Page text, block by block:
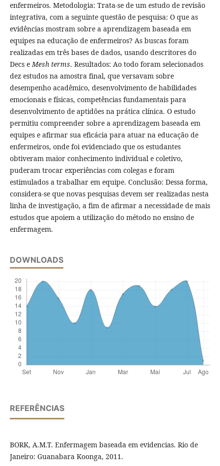
enfermeiros. Metodologia: Trata-se de um estudo de revisão
integrativa, com a seguinte questão de pesquisa: O que as
evidências mostram sobre a aprendizagem baseada em
equipes na educação de enfermeiros? As buscas foram
realizadas em três bases de dados, usando descritores do
Decs eMesh terms. Resultados: Ao todo foram selecionados
dez estudos na amostra final, que versavam sobre
desempenho acadêmico, desenvolvimento de habilidades
emocionais e físicas, competências fundamentais para
desenvolvimento de aptidões na prática clínica. O estudo
permitiu compreender sobre a aprendizagem baseada em
equipes e afirmar sua eficácia para atuar na educação de
enfermeiros, onde foi evidenciado que os estudantes
obtiveram maior conhecimento individual e coletivo,
puderam trocar experiências com colegas e foram
estimulados a trabalhar em equipe. Conclusão: Dessa forma,
considera-se que novas pesquisas devem ser realizadas nesta
linha de investigação, a fim de afirmar a necessidade de mais
estudos que apoiem a utilização do método no ensino de
enfermagem.
DOWNLOADS
REFERÊNCIAS
BORK, A.M.T. Enfermagem baseada em evidencias. Rio de
Janeiro: Guanabara Koonga, 2011.